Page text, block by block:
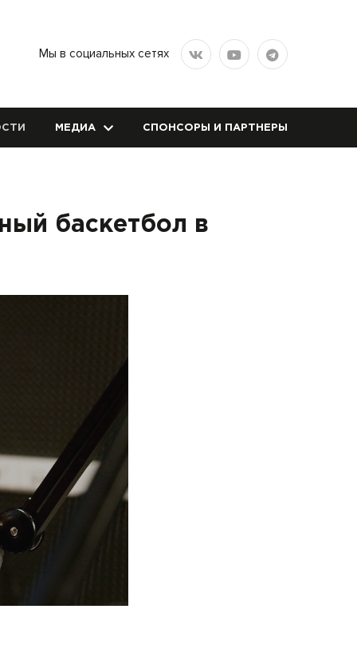
Мы в социальных сетях
МЕДИА СПОНСОРЫ И ПАРТНЕРЫ
баскетбол в